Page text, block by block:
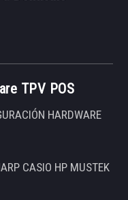
TPV POS
HARDWARE
CASIO HP MUSTEK